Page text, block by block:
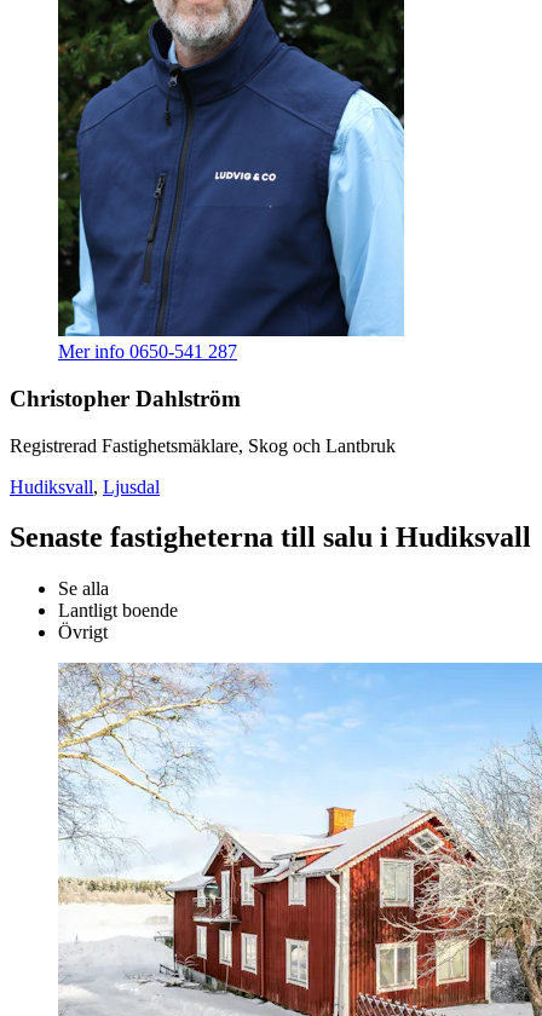
Mer info 0650-541 287
Christopher Dahlström
Registrerad Fastighetsmäklare, Skog och Lantbruk
Hudiksvall, Ljusdal
Senaste fastigheterna till salu i Hudiksvall
Se alla
Lantligt boende
Övrigt